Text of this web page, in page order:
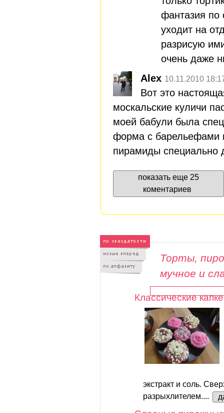
фантазия
уходит на
разрисую
очень даже
Alex 10.11.2010
Вот это
москальские куличи
моей бабули была
форма с барельефами
пирамиды специально
показать еще 25
коментариев
Торты,
мучное и
Классические
экстракт и соль.
разрыхлителем....